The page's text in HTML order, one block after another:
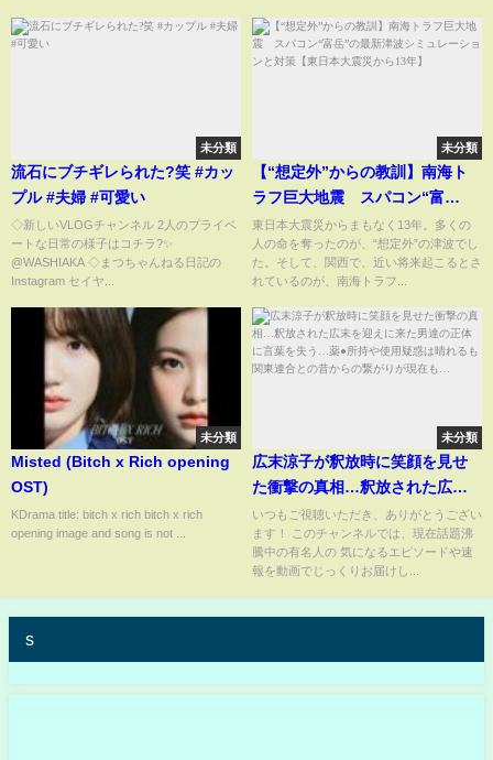
未分類
流石にブチギレられた?笑 #カッ
プル #夫婦 #可愛い
◇新しいVLOGチャンネル 2人のプライベ
ートな日常の様子はコチラ?✨
@WASHIAKA ◇まつちゃんねる日記の
Instagram セイヤ...
未分類
【“想定外”からの教訓】南海ト
ラフ巨大地震 スパコン“富
岳”の最新津波シミュレーション
と対策【東日本大震災から13
年】
東日本大震災からまもなく13年。多くの
人の命を奪ったのが、“想定外”の津波でし
た。そして、関西で、近い将来起こるとさ
れているのが、南海トラフ...
未分類
Misted (Bitch x Rich opening
OST)
KDrama title: bitch x rich bitch x rich
opening image and song is not ...
未分類
広末涼子が釈放時に笑顔を見せ
た衝撃の真相…釈放された広末
を迎えに来た男達の正体に言葉
を失う…薬●所持や使用疑惑は晴
れるも関東連合との昔からの繋
いつもご視聴いただき、ありがとうござい
ます！ このチャンネルでは、現在話題沸
騰中の有名人の 気になるエピソードや速
報を動画でじっくりお届けし...
s